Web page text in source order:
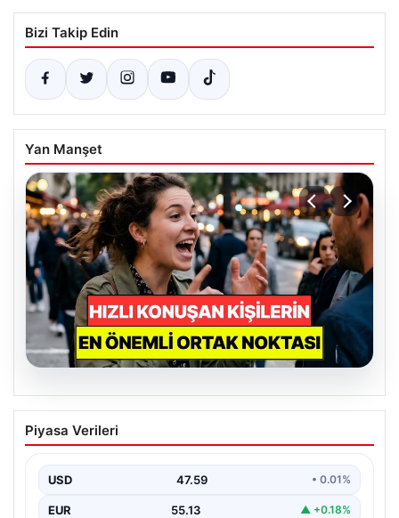
Bizi Takip Edin
Yan Manşet
Psikologlara Göre Hızlı Konuşan
Kişilerin En Önemli Ortak Özelliği
tempoda konuşan kişilerin genellikle heyecanlı ya da…
Piyasa Verileri
USD 47.59 • 0.01%
EUR 55.13 ▲ +0.18%